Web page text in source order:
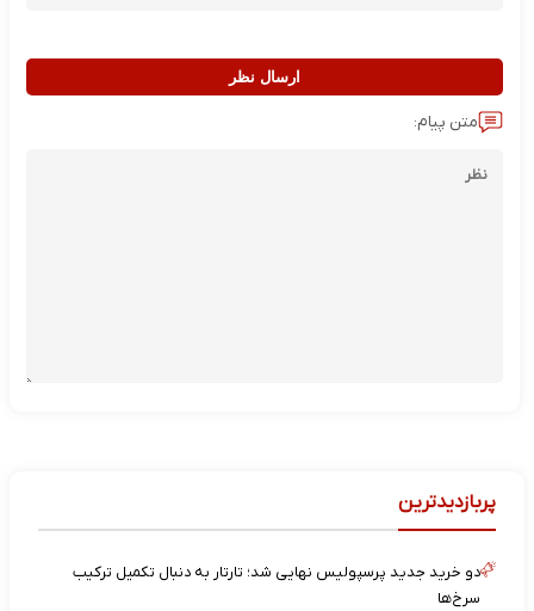
ارسال نظر
متن پیام:
پربازدیدترین
دو خرید جدید پرسپولیس نهایی شد؛ تارتار به دنبال تکمیل ترکیب
سرخ‌ها